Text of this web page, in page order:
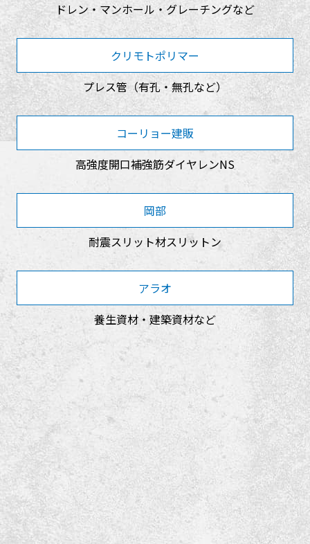
ドレン・マンホール・グレーチングなど
クリモトポリマー
プレス管（有孔・無孔など）
コーリョー建販
高強度開口補強筋ダイヤレンNS
岡部
耐震スリット材スリットン
アラオ
養生資材・建築資材など